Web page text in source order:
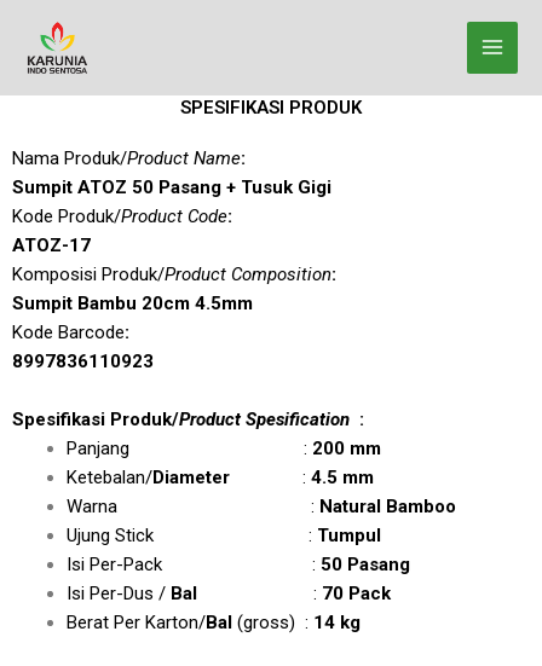
konten
SPESIFIKASI PRODUK
Nama Produk/Product Name:
Sumpit ATOZ 50 Pasang + Tusuk Gigi
Kode Produk/Product Code:
ATOZ-17
Komposisi Produk/Product Composition:
Sumpit Bambu 20cm 4.5mm
Kode Barcode:
8997836110923
Spesifikasi Produk/Product Spesification :
Panjang : 200 mm
Ketebalan/Diameter : 4.5 mm
Warna : Natural Bamboo
Ujung Stick : Tumpul
Isi Per-Pack : 50 Pasang
Isi Per-Dus / Bal : 70 Pack
Berat Per Karton/Bal (gross) : 14 kg